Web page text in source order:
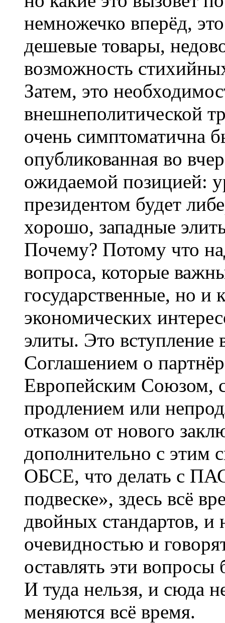
немножечко вперёд,
дешевые товары,
возможность
Затем, это
внешнеполитической
очень симптоматична
опубликованная во
ожидаемой позицией:
президентом будет
хорошо, западные
Почему? Потому что
вопроса, которые
государственные, но
экономических
элиты. Это
Соглашением о
Европейским Союзом,
продлением или
отказом от нового
дополнительно с этим
ОБСЕ, что делать с
подвеске», здесь всё
двойных стандартов, и
очевидностью и
оставлять эти
И туда нельзя, и сюда
меняются всё время.